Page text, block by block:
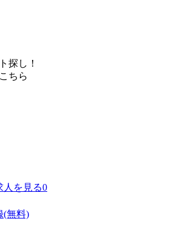
探し！
ちら
人を見る0
(無料)